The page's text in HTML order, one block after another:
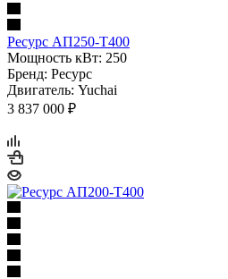
Ресурс АП250-Т400
Мощность кВт: 250
Бренд: Ресурс
Двигатель: Yuchai
3 837 000 ₽